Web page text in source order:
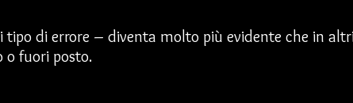
di errore – diventa molto più evidente che in
o fuori posto.